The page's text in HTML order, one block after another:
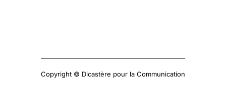
Copyright © Dicastère pour la Communication